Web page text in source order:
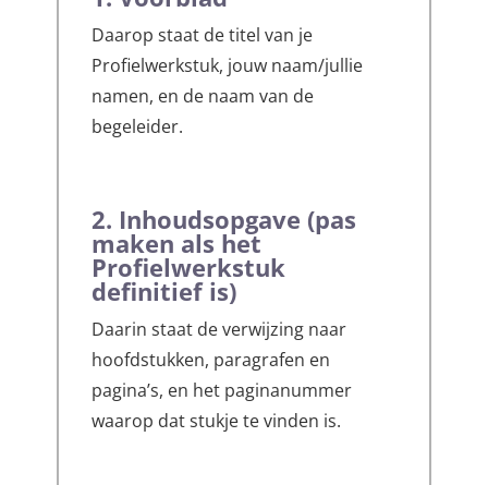
Daarop staat de titel van je
Profielwerkstuk, jouw naam/jullie
namen, en de naam van de
begeleider.
2. Inhoudsopgave (pas
maken als het
Profielwerkstuk
definitief is)
Daarin staat de verwijzing naar
hoofdstukken, paragrafen en
pagina’s, en het paginanummer
waarop dat stukje te vinden is.